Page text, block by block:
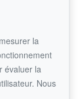
la
évaluer la
Nous